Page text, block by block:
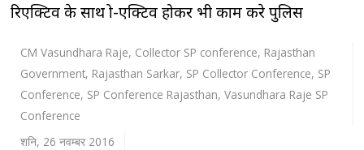
रिएक्टिव के साथ प्रो-एक्टिव होकर भी काम करे पुलिस
CM Vasundhara Raje, Collector SP conference, Rajasthan
Government, Rajasthan Sarkar, SP Collector Conference, SP
Conference, SP Conference Rajasthan,Vasundhara Raje SP
Conference
शनि, 26 नवम्बर 2016